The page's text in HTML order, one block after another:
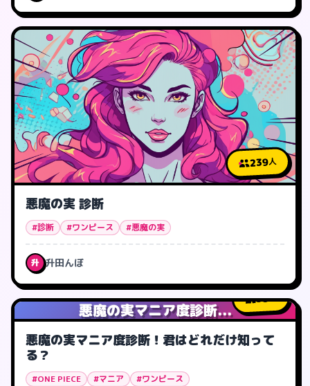
239人
悪魔の実 診断
#診断 #ワンピース #悪魔の実
升 升田んぼ
悪魔の実マニア度診断...
38人
悪魔の実マニア度診断！君はどれだけ知って
る？
#ONE PIECE #マニア #ワンピース